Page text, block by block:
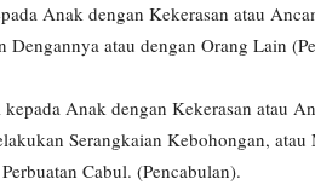
Anak dengan Kekerasan atau
atau dengan Orang Lain
Anak dengan Kekerasan atau
Serangkaian Kebohongan,
Cabul. (Pencabulan).